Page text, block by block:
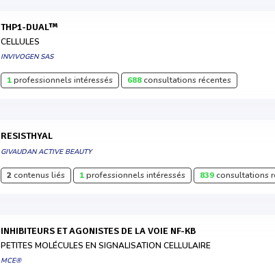
THP1-DUAL™
CELLULES
INVIVOGEN SAS
1professionnels intéressés 688consultations récentes
RESISTHYAL
GIVAUDAN ACTIVE BEAUTY
2contenus liés 1professionnels intéressés 839consultations
INHIBITEURS ET AGONISTES DE LA VOIE NF-KB
PETITES MOLÉCULES EN SIGNALISATION CELLULAIRE
MCE®